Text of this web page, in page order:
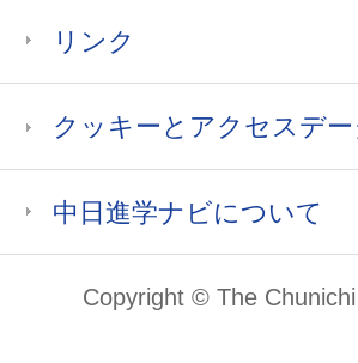
リンク
クッキーとアクセスデ
中日進学ナビについて
Copyright © The